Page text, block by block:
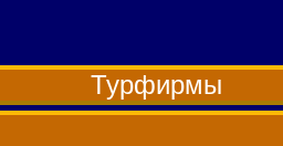
Турфирмы